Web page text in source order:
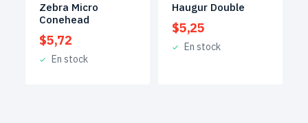
Zebra Micro
Conehead
$5,72
En stock
Haugur Double
$5,25
En stock